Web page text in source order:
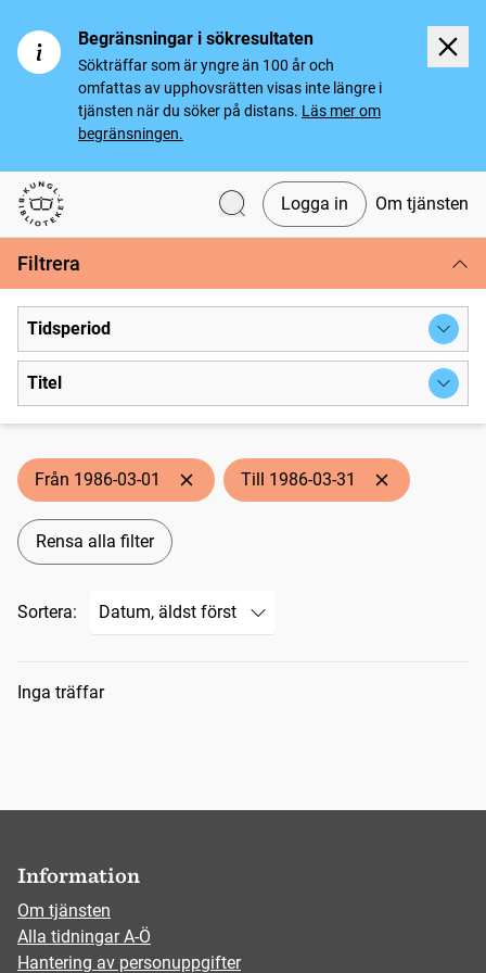
Begränsningar i sökresultaten
Sökträffar som är yngre än 100 år och
omfattas av upphovsrätten visas inte längre i
tjänsten när du söker på distans. Läs mer om
begränsningen.
Svenska tidningar
Logga in Om tjänsten
Filtrera
Tidsperiod
Titel
Från 1986-03-01 Till 1986-03-31
Rensa alla filter
Sortera:
Sökresultat
Inga träffar
Information
Om tjänsten
Alla tidningar A-Ö
Hantering av personuppgifter